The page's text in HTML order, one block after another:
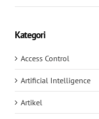
Kategori
Access Control
Artificial Intelligence
Artikel